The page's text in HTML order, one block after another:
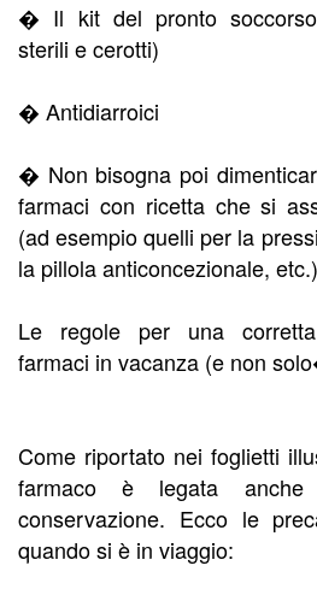
� Il kit del pronto soccorso
sterili e cerotti)
� Antidiarroici
� Non bisogna poi
farmaci con ricetta che si
(ad esempio quelli per la
la pillola anticoncezionale, etc.)
Le regole per una
farmaci in vacanza (e non
Come riportato nei foglietti
farmaco è legata
conservazione. Ecco le
quando si è in viaggio: